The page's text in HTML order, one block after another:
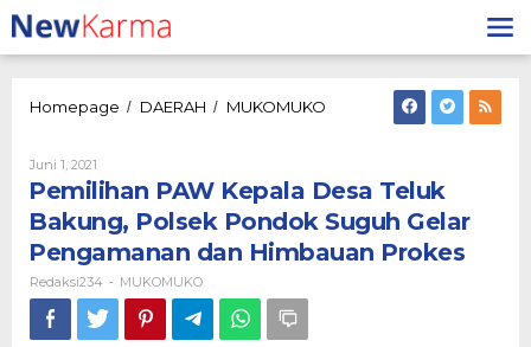
Lewati
ke
konten
Homepage / DAERAH / MUKOMUKO
Teluk
Bakung,
Polsek
Pondok
Juni 1, 2021
Redaksi234
Pemilihan PAW Kepala Desa Teluk
Bakung, Polsek Pondok Suguh Gelar
Pengamanan dan Himbauan Prokes
Redaksi234 - MUKOMUKO